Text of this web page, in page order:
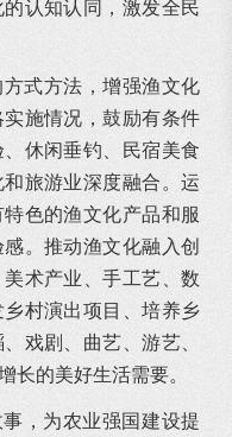
认知认同，激发全民
式方法，增强渔文化
施情况，鼓励有条件
休闲垂钓、民宿美食
旅游业深度融合。运
色的渔文化产品和服
。推动渔文化融入创
术产业、手工艺、数
村演出项目、培养乡
戏剧、曲艺、游艺、
长的美好生活需要。
，为农业强国建设提